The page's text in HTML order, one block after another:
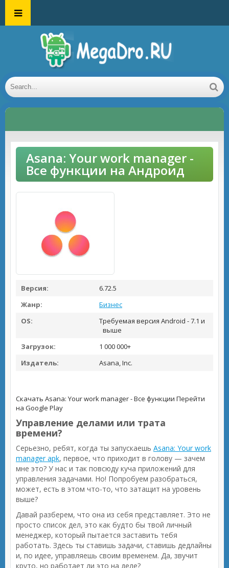
Asana: Your work manager -
Все функции на Андроид
Версия:
6.72.5
Жанр:
Бизнес
OS:
Требуемая версия Android - 7.1 и
выше
Загрузок:
1 000 000+
Издатель:
Asana, Inc.
Скачать Asana: Your work manager - Все функции Перейти
на Google Play
Управление делами или трата
времени?
Серьезно, ребят, когда ты запускаешь Asana: Your work
manager apk, первое, что приходит в голову — зачем
мне это? У нас и так повсюду куча приложений для
управления задачами. Но! Попробуем разобраться,
может, есть в этом что-то, что затащит на уровень
выше?
Давай разберем, что она из себя представляет. Это не
просто список дел, это как будто бы твой личный
менеджер, который пытается заставить тебя
работать. Здесь ты ставишь задачи, ставишь дедлайны
и, по идее, управляешь своим временем. Да, звучит
круто, но работает ли это на деле?